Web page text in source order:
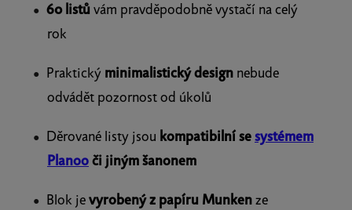
60 listů vám pravděpodobně vystačí na celý
rok
Praktický minimalistický design nebude
odvádět pozornost od úkolů
Děrované listy jsou kompatibilní sesystémem
Planooči jiným šanonem
Blok jevyrobený z papíru Munkenze